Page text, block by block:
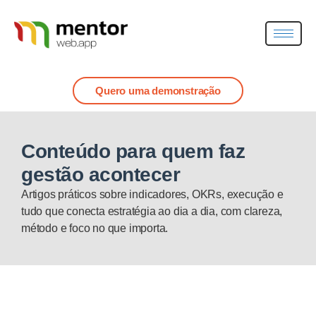
Quero uma demonstração
Conteúdo para quem faz
gestão acontecer
Artigos práticos sobre indicadores, OKRs, execução e
tudo que conecta estratégia ao dia a dia, com clareza,
método e foco no que importa.